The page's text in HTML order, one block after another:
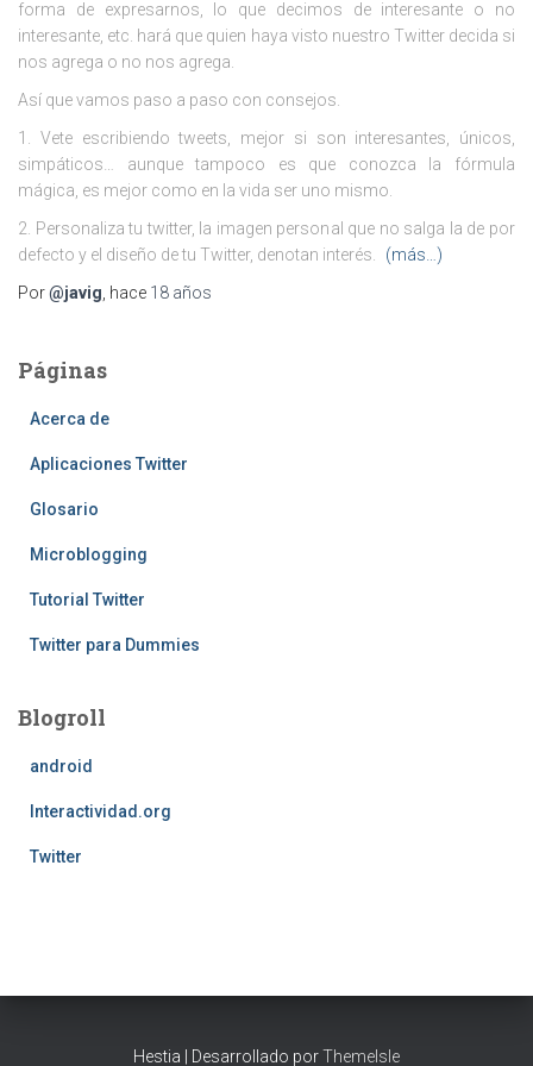
forma de expresarnos, lo que decimos de interesante o no
interesante, etc. hará que quien haya visto nuestro Twitter decida si
nos agrega o no nos agrega.
Así que vamos paso a paso con consejos.
1. Vete escribiendo tweets, mejor si son interesantes, únicos,
simpáticos… aunque tampoco es que conozca la fórmula
mágica, es mejor como en la vida ser uno mismo.
2. Personaliza tu twitter, la imagen personal que no salga la de por
defecto y el diseño de tu Twitter, denotan interés.
(más…)
Por@javig , hace 18 años
Páginas
Acerca de
Aplicaciones Twitter
Glosario
Microblogging
Tutorial Twitter
Twitter para Dummies
Blogroll
android
Interactividad.org
Twitter
Hestia | Desarrollado porThemeIsle